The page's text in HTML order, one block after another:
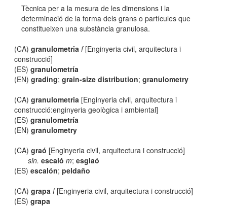
Tècnica per a la mesura de les dimensions i la
determinació de la forma dels grans o partícules que
constitueixen una substància granulosa.
(CA)granulometria f[Enginyeria civil, arquitectura i
construcció]
(ES)granulometría
(EN)grading;grain-size distribution;granulometry
(CA)granulometria [Enginyeria civil, arquitectura i
construcció:enginyeria geològica i ambiental]
(ES)granulometría
(EN)granulometry
(CA)graó [Enginyeria civil, arquitectura i construcció]
sin. escaló m; esglaó
(ES)escalón;peldaño
(CA)grapa f[Enginyeria civil, arquitectura i construcció]
(ES)grapa